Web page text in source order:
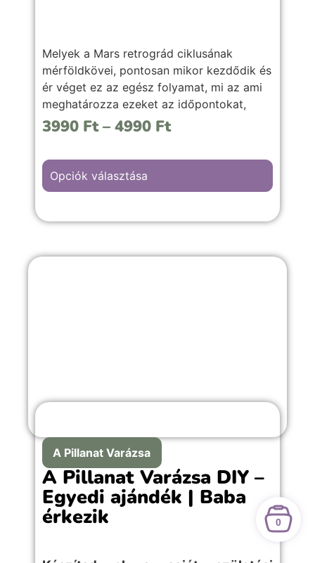
Melyek a Mars retrográd ciklusának
mérföldkövei, pontosan mikor kezdődik és
ér véget ez az egész folyamat, mi az ami
meghatározza ezeket az időpontokat,
valamint mire érdemes figyelni, és hogyan
3990 Ft – 4990 Ft
Opciók választása
A Pillanat Varázsa
A Pillanat Varázsa DIY –
Egyedi ajándék | Baba
érkezik 0